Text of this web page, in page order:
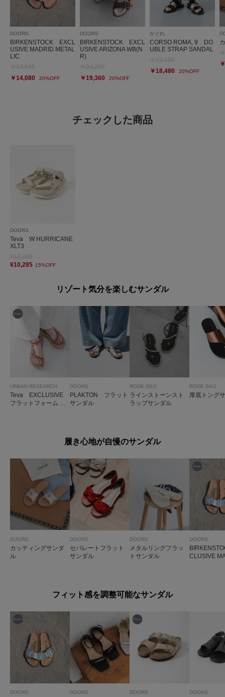
DOORS
BIRKENSTOCK EXCL
USIVE MADRID METAL
LIC
￥14,080
20%OFF
DOORS
BIRKENSTOCK EXCL
USIVE ARIZONA WB(N
R)
￥19,360
20%OFF
かぐれ
CORSO ROMA, 9 DO
UBLE STRAP SANDAL
￥18,480
20%OFF
チェックした商品
DOORS
Teva W HURRICANE
XLT3
¥10,285 15%OFF
リゾート気分を楽しむサンダル
URBAN RESEARCH
Teva EXCLUSIVE
フラットフォーム ユ
DOORS
PLAKTON フラット
サンダル
RODE SKO
ラインストーンスト
ラップサンダル
RODE SKO
厚底トング
履き心地が自慢のサンダル
DOORS
カッティングサンダ
ル
DOORS
セパレートフラット
サンダル
DOORS
メタルリングフラッ
トサンダル
DOORS
CLUSIVE
フィット感を調整可能なサンダル
DOORS DOORS DOORS DOORS